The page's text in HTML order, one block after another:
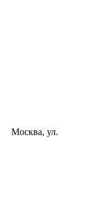
Москва, ул.